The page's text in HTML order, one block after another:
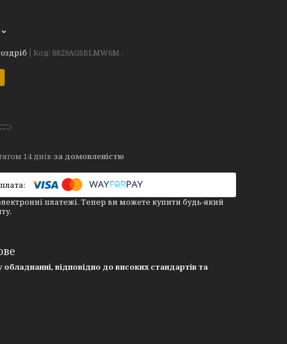
Код: 8829AGSBLMW6M ,
14 днів за домовленістю
платежі. Тепер ви можете купити будь-який
відповідно до високих стандартів та